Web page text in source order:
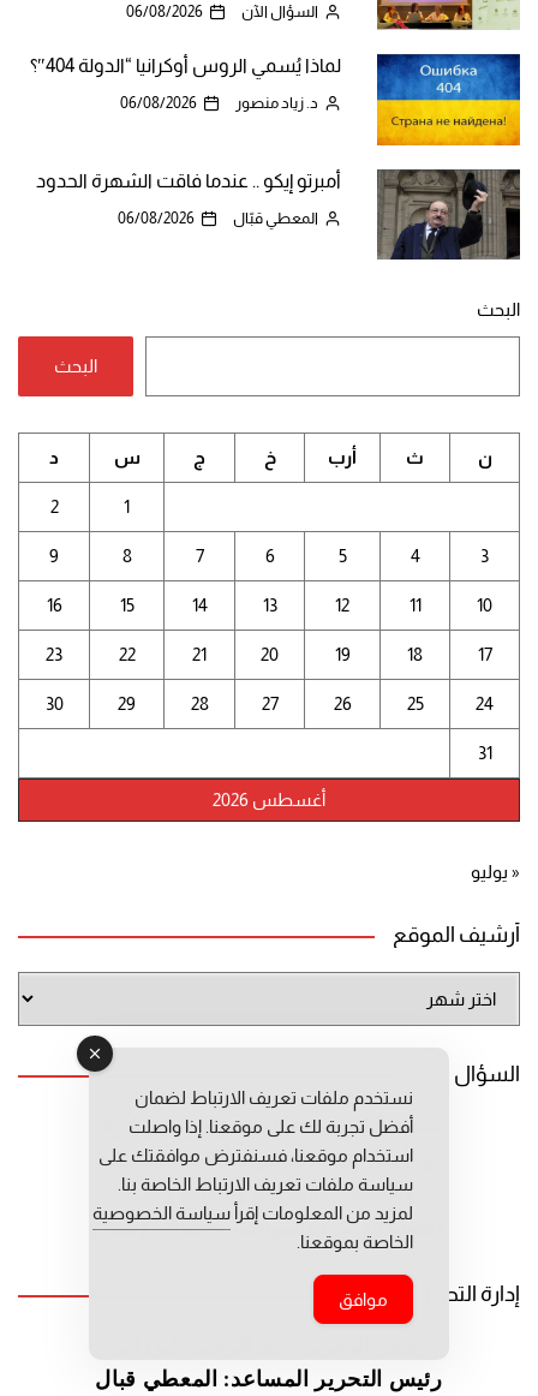
السؤال الآن 06/08/2026
لماذا يُسمي الروس أوكرانيا “الدولة 404″؟
د. زياد منصور 06/08/2026
أمبرتو إيكو .. عندما فاقت الشهرة الحدود
المعطي قبّال 06/08/2026
البحث
البحث
أغسطس 2026
ن ث أرب خ ج س د
1
2
3
4
5
6
7
8
9
10
11
12
13
14
15
16
17
18
19
20
21
22
23
24
25
26
27
28
29
30
31
« يوليو
أرشيف الموقع
الموقع
السؤال الآن
منصة إلكترونية تعنى بالحوار ونشر الآراء
والأفكار المتعددة في مجالات السياسة
والاقتصاد والمجتمع والثقافة والفن
وقضايا الذاكرة والمواطنة وحقوق الإنسان
إدارة التحرير
رئيس التحرير المساعد: المعطي قبال
نستخدم ملفات تعريف الارتباط لضمان
أفضل تجربة لك على موقعنا. إذا واصلت
استخدام موقعنا، فسنفترض موافقتك على
سياسة ملفات تعريف الارتباط الخاصة بنا.
لمزيد من المعلومات إقرأ سياسة الخصوصية
الخاصة بموقعنا.
موافق